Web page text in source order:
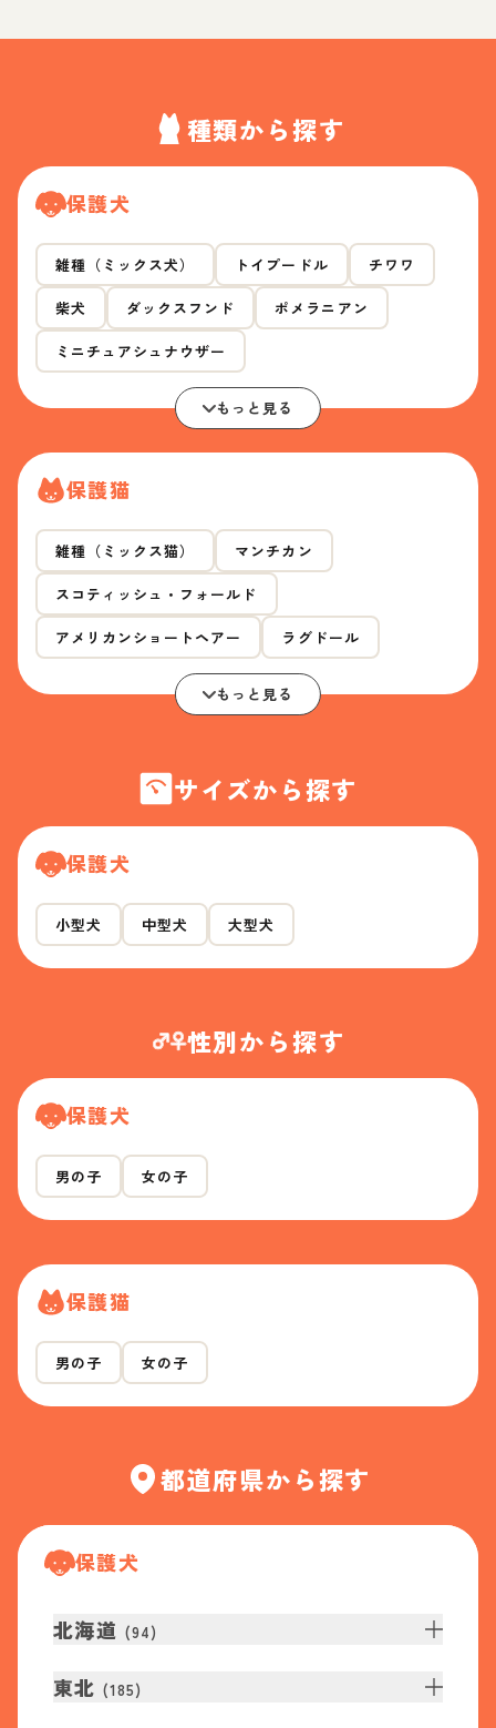
種類から探す
保護犬
雑種（ミックス犬） トイプードル チワワ
柴犬 ダックスフンド ポメラニアン
ミニチュアシュナウザー
もっと見る
保護猫
雑種（ミックス猫） マンチカン
スコティッシュ・フォールド
アメリカンショートヘアー ラグドール
もっと見る
サイズから探す
保護犬
小型犬 中型犬 大型犬
性別から探す
保護犬
男の子 女の子
保護猫
男の子 女の子
都道府県から探す
保護犬
北海道 (94)
東北 (185)